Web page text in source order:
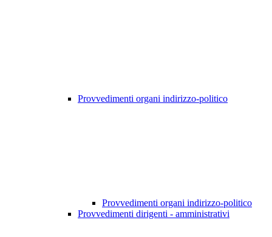
Provvedimenti organi indirizzo-politico
Provvedimenti organi indirizzo-politico
Provvedimenti dirigenti - amministrativi